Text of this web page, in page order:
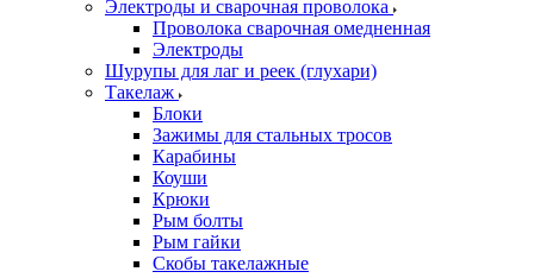
Электроды и сварочная проволока
Проволока сварочная омедненная
Электроды
Шурупы для лаг и реек (глухари)
Такелаж
Блоки
Зажимы для стальных тросов
Карабины
Коуши
Крюки
Рым болты
Рым гайки
Скобы такелажные